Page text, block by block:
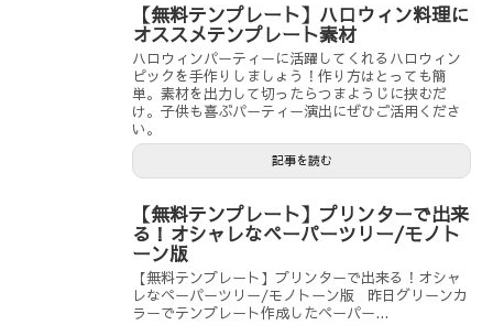
【無料テンプレート】ハロウィン料理に
オススメテンプレート素材
ハロウィンパーティーに活躍してくれるハロウィン
ピックを手作りしましょう！作り方はとっても簡
単。素材を出力して切ったらつまようじに挟むだ
け。子供も喜ぶパーティー演出にぜひご活用くださ
い。
記事を読む
【無料テンプレート】プリンターで出来
る！オシャレなペーパーツリー/モノト
ーン版
【無料テンプレート】プリンターで出来る！オシャ
レなペーパーツリー/モノトーン版 昨日グリーンカ
ラーでテンプレート作成したペーパー...